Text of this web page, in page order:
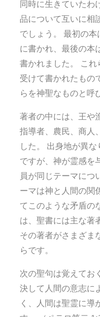
同時に生きていたわ
品について互いに相
でしょう。 最初の
に書かれ、最後の本
書かれました。 こ
受けて書かれたもの
らを神聖なものと呼
著者の中には、王や
指導者、農民、商人
した。 出身地が異
ですが、神が霊感を
員が同じテーマにつ
ーマは神と人間の関
てこのような矛盾の
は、聖書には主な著
その著者がさまざま
らです。
次の聖句は覚えてお
決して人間の意志に
く、人間は聖霊に導